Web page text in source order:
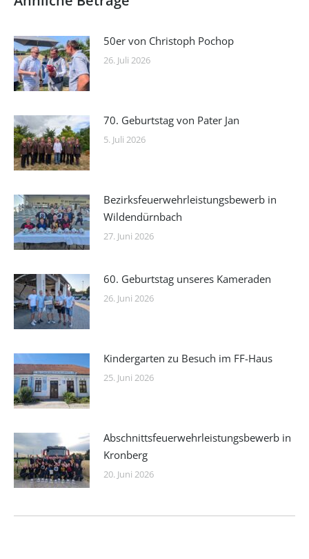
50er von Christoph Pochop
26. Juli 2026
70. Geburtstag von Pater Jan
5. Juli 2026
Bezirksfeuerwehrleistungsbewerb in
Wildendürnbach
27. Juni 2026
60. Geburtstag unseres Kameraden
26. Juni 2026
Kindergarten zu Besuch im FF-Haus
25. Juni 2026
Abschnittsfeuerwehrleistungsbewerb in
Kronberg
20. Juni 2026